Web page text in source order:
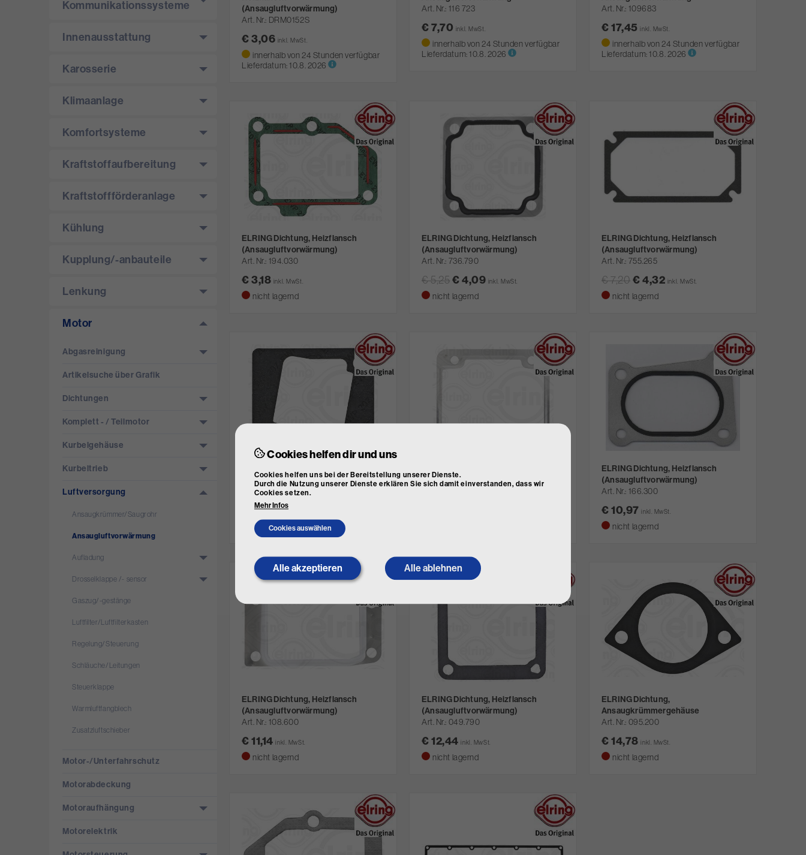
(Ansaugluftvorwärmung)
Art. Nr. DRM0152S
€ 3,06 inkl. MwSt.
innerhalb von 24 Stunden verfügbar
Lieferdatum: 10.8. 2026
Art. Nr. 116 723
€ 7,70 inkl. MwSt.
innerhalb von 24 Stunden verfügbar
Lieferdatum: 10.8. 2026
Art. Nr. 109683
€ 17,45inkl. MwSt.
innerhalb von 24 Stunden verfügbar
Lieferdatum: 10.8. 2026
ELRING Dichtung, Heizflansch
(Ansaugluftvorwärmung)
Art. Nr. 194.030
€ 3,18 inkl. MwSt.
nicht lagernd
ELRING Dichtung, Heizflansch
(Ansaugluftvorwärmung)
Art. Nr. 736.790
€ 5,25 € 4,09 inkl. MwSt.
nicht lagernd
ELRING Dichtung, Heizflansch
(Ansaugluftvorwärmung)
Art. Nr. 755.265
€ 7,20 € 4,32 inkl. MwSt.
nicht lagernd
(Ansaugluftvorwärmung)
Art. Nr. B00.210
€ 6,50inkl. MwSt.
nicht lagernd
(Ansaugluftvorwärmung)
ELRING Dichtung, Heizflansch
(Ansaugluftvorwärmung)
Art. Nr. 166.300
€ 10,97inkl. MwSt.
nicht lagernd
ELRING Dichtung, Heizflansch
(Ansaugluftvorwärmung)
Art. Nr. 108.600
€ 11,14inkl. MwSt.
nicht lagernd
ELRING Dichtung, Heizflansch
(Ansaugluftvorwärmung)
Art. Nr. 049.790
€ 12,44inkl. MwSt.
nicht lagernd
ELRING Dichtung,
Ansaugkrümmergehäuse
Art. Nr. 095.200
€ 14,78inkl. MwSt.
nicht lagernd
Kommunikationssysteme
Innenausstattung
Karosserie
Klimaanlage
Komfortsysteme
Kraftstoffaufbereitung
Kraftstoffförderanlage
Kühlung
Kupplung/­-anbauteile
Lenkung
Motor
Abgasreinigung
Artikelsuche über Grafik
Dichtungen
Komplett - /­ Teilmotor
Kurbelgehäuse
Kurbeltrieb
Luftversorgung
Ansaugkrümmer/­Saugrohr
Ansaugluftvorwärmung
Aufladung
Drosselklappe /­- sensor
Gaszug/­-gestänge
Luftfilter/­Luftfilterkasten
Regelung/­Steuerung
Schläuche/­Leitungen
Steuerklappe
Warmluftfangblech
Zusatzluftschieber
Motor-/­Unterfahrschutz
Motorabdeckung
Motoraufhängung
Motorelektrik
Cookies helfen dir und uns
Cookies helfen uns bei der Bereitstellung unserer Dienste.
Durch die Nutzung unserer Dienste erklären Sie sich damit einverstanden, dass wir
Cookies setzen.
Mehr Infos
Cookies auswählen
Alle akzeptieren
Withdraw
consent
Alle ablehnen